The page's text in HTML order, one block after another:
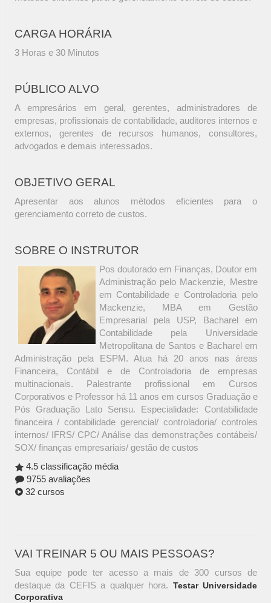
CARGA HORÁRIA
3 Horas e 30 Minutos
PÚBLICO ALVO
A empresários em geral, gerentes, administradores de
empresas, profissionais de contabilidade, auditores internos e
externos, gerentes de recursos humanos, consultores,
advogados e demais interessados.
OBJETIVO GERAL
Apresentar aos alunos métodos eficientes para o
gerenciamento correto de custos.
SOBRE O INSTRUTOR
Pos doutorado em Finanças, Doutor em
Administração pelo Mackenzie, Mestre
em Contabilidade e Controladoria pelo
Mackenzie, MBA em Gestão
Empresarial pela USP, Bacharel em
Contabilidade pela Universidade
Metropolitana de Santos e Bacharel em
Administração pela ESPM. Atua há 20 anos nas áreas
Financeira, Contábil e de Controladoria de empresas
multinacionais. Palestrante profissional em Cursos
Corporativos e Professor há 11 anos em cursos Graduação e
Pós Graduação Lato Sensu. Especialidade: Contabilidade
financeira / contabilidade gerencial/ controladoria/ controles
internos/ IFRS/ CPC/ Análise das demonstrações contábeis/
SOX/ finanças empresariais/ gestão de custos
4.5 classificação média
9755 avaliações
32 cursos
VAI TREINAR 5 OU MAIS PESSOAS?
Sua equipe pode ter acesso a mais de 300 cursos de
destaque da CEFIS a qualquer hora. Testar Universidade
Corporativa